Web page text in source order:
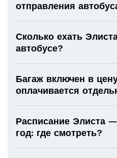
отправления
Сколько ехать
автобусе?
Багаж включен в
оплачивается
Расписание Элиста
год: где смотреть?